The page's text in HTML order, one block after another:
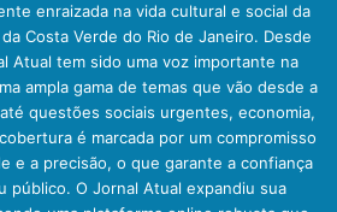
enraizada na vida cultural e social da
Costa Verde do Rio de Janeiro. Desde
Atual tem sido uma voz importante na
ampla gama de temas que vão desde a
questões sociais urgentes, economia,
é marcada por um compromisso
e a precisão, o que garante a confiança
público. O Jornal Atual expandiu sua